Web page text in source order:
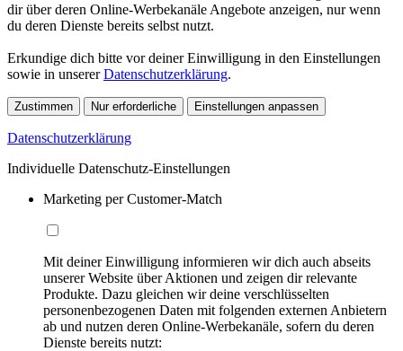
dir über deren Online-Werbekanäle Angebote anzeigen, nur wenn
du deren Dienste bereits selbst nutzt.
Erkundige dich bitte vor deiner Einwilligung in den Einstellungen
sowie in unsererDatenschutzerklärung.
Zustimmen Nur erforderliche Einstellungen anpassen
Datenschutzerklärung
Individuelle Datenschutz-Einstellungen
Marketing per Customer-Match
Mit deiner Einwilligung informieren wir dich auch abseits
unserer Website über Aktionen und zeigen dir relevante
Produkte. Dazu gleichen wir deine verschlüsselten
personenbezogenen Daten mit folgenden externen Anbietern
ab und nutzen deren Online-Werbekanäle, sofern du deren
Dienste bereits nutzt: